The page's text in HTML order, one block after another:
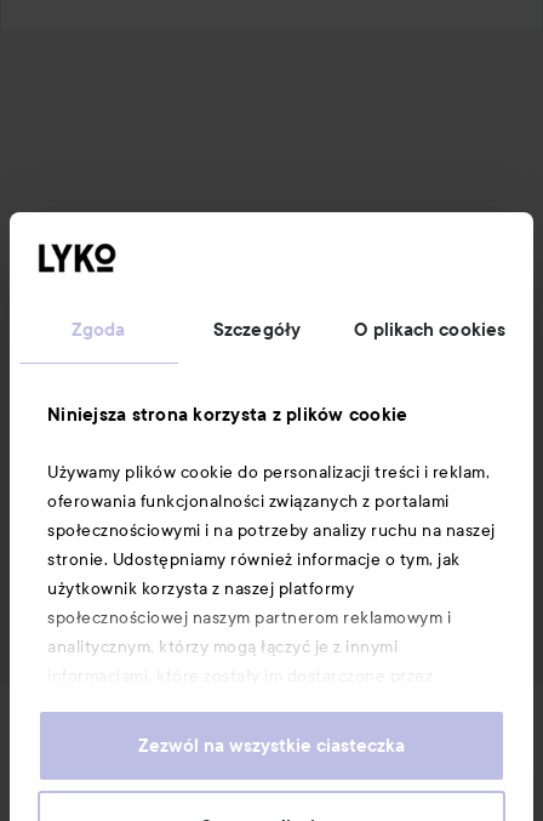
Zgoda Szczegóły O plikach cookies
Niniejsza strona korzysta z plików cookie
Używamy plików cookie do personalizacji treści i reklam,
oferowania funkcjonalności związanych z portalami
społecznościowymi i na potrzeby analizy ruchu na naszej
stronie. Udostępniamy również informacje o tym, jak
użytkownik korzysta z naszej platformy
społecznościowej naszym partnerom reklamowym i
analitycznym, którzy mogą łączyć je z innymi
informacjami, które zostały im dostarczone przez
usług. Użytkownik wyraża zgodę na używanie przez nas
plików cookie, poprzez kontynuację korzystania z naszej
strony internetowej. Informacje o tym, jak zmienić
Zezwól na wszystkie ciasteczka